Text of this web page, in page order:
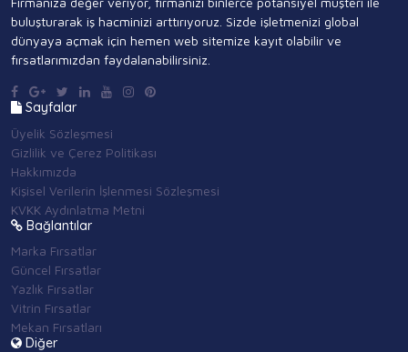
buluşturarak iş hacminizi arttırıyoruz. Sizde işletmenizi global
dünyaya açmak için hemen web sitemize kayıt olabilir ve
fırsatlarımızdan faydalanabilirsiniz.
Sayfalar
Üyelik Sözleşmesi
Gizlilik ve Çerez Politikası
Hakkımızda
Kişisel Verilerin İşlenmesi Sözleşmesi
KVKK Aydınlatma Metni
Bağlantılar
Marka Fırsatlar
Güncel Fırsatlar
Yazlık Fırsatlar
Vitrin Fırsatlar
Mekan Fırsatları
Diğer